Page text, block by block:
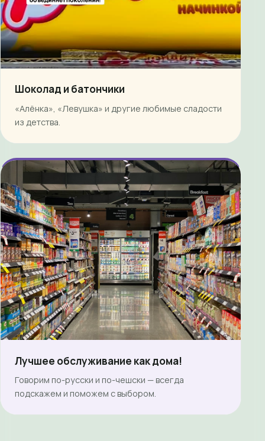
Шоколад и батончики
«Алёнка», «Левушка» и другие любимые сладости
из детства.
Лучшее обслуживание как дома!
Говорим по-русски и по-чешски — всегда
подскажем и поможем с выбором.